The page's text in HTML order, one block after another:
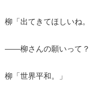
柳「出てきてほしいね
――柳さんの願いって？
柳「世界平和。」